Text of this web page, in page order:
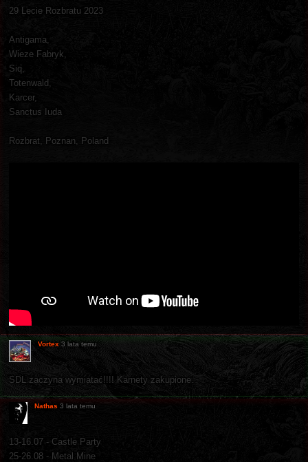
29 Lecie Rozbratu 2023
Antigama,
Wieze Fabryk,
Siq,
Totenwald,
Karcer,
Sanctus Iuda
Rozbrat, Poznan, Poland
Vortex 3 lata temu
SDL zaczyna wymiatać!!!! Karnety zakupione.
Nathas 3 lata temu
13-16.07 - Castle Party
25-26.08 - Metal Mine